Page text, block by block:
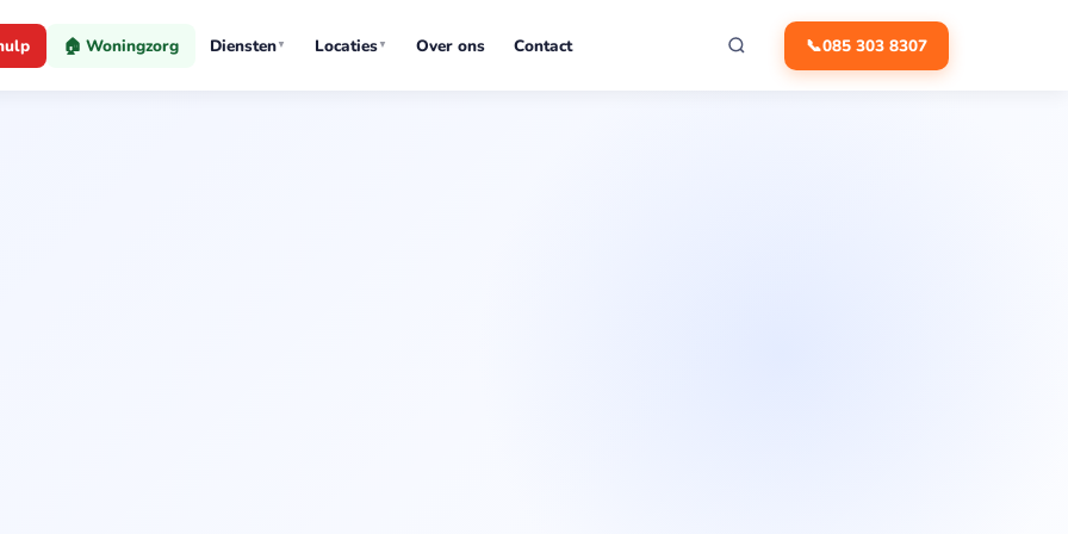
🏠 Woningzorg Diensten▼ Locaties▼ Over ons Contact 📞085 303 8307